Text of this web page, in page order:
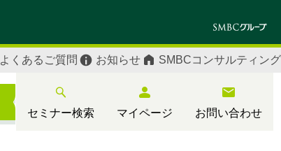
セミナー検索 マイページ お問い合わせ
よくあるご質問 お知らせ SMBCコンサルティング